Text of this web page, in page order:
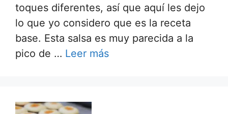
toques diferentes, así que aquí les dejo
lo que yo considero que es la receta
base. Esta salsa es muy parecida a la
pico de … Leer más